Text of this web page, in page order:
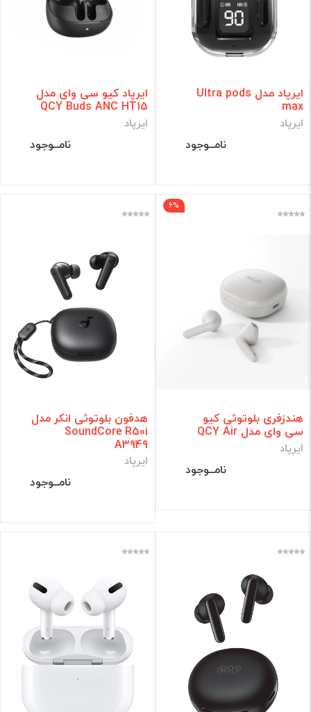
ایرپاد مدل Ultra pods
max
ایرپاد
نامــوجود
ایرپاد کیو سی وای مدل
QCY Buds ANC HT15
ایرپاد
نامــوجود
6%
هندزفری بلوتوثی کیو
سی وای مدل QCY Air
ایرپاد
نامــوجود
هدفون بلوتوثی انکر مدل
SoundCore R50i
A3949
ایرپاد
نامــوجود